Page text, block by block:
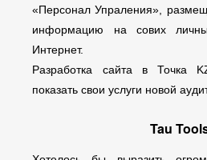
«Персонал Упраления»,
информацию на сових
Интернет.
Разработка сайта в Точка
показать свои услуги новой
Tau